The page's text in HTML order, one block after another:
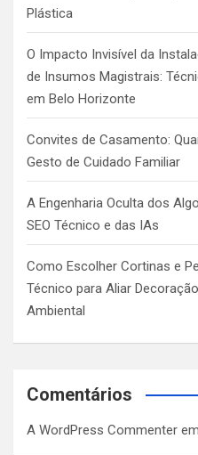
Plástica
O Impacto Invisível da
de Insumos Magistrais:
em Belo Horizonte
Convites de Casamento:
Gesto de Cuidado Familiar
A Engenharia Oculta dos
SEO Técnico e das IAs
Como Escolher Cortinas e
Técnico para Aliar
Ambiental
Comentários
A WordPress Commenter em